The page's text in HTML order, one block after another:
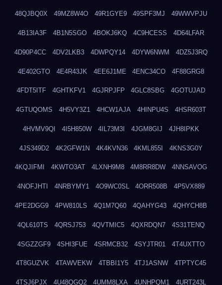
48QJBQ0X 49MZ8W4O 49R1GYE9 49SPF3MJ 49WWVPJU
4B13IA3F 4B1N5SGO 4BOKJ6KQ 4C9HCESS 4D64LFAR
4D90P4CC 4DV2LKB3 4DWPQY14 4DYW6NWM 4DZ5J3RQ
4E402GTO 4E4R43JK 4EE6J1ME 4ENC34CO 4F88GRG8
4FDT5ITF 4GHTKFV1 4GJRPJFP 4GLC8SBG 4GOTUJAD
4GTUQOMS 4H5VY3Z1 4HCW1AJA 4HINPU4S 4HSR603T
4HVMV9QI 4I5H850W 4IL73M3I 4JGM8GIJ 4JH8IPKK
4JS349D2 4K2GFW1N 4K4KVN36 4KML855I 4KNS3G0Y
4KQJIFMI 4KWTO3AT 4LXNH9M8 4M8RR8DW 4NNSAVOG
4NOFJHTI 4NRBYMY1 4O9WC0SL 4ORR508B 4P5VX889
4PE2DGG9 4PW810LS 4Q1M7Q60 4QAHYG43 4QHYCH8B
4QL610TS 4QRSJ753 4QVTMIC5 4QXRDQN7 4S31TENQ
4SGZZGF9 4SHI3FUE 4SRMCB32 4SYJTR01 4T4UXTTO
4T8GUZVK 4TAWVEKW 4TBBI1Y5 4TJ1ASNW 4TPTYC45
4TSJ6PJX 4U48QGQ2 4UMM8LXA 4UNHPQM1 4URT243L